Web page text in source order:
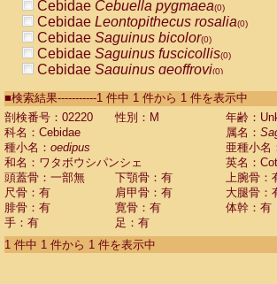
Cebidae Cebuella pygmaea(0)
Cebidae Leontopithecus rosalia(0)
Cebidae Saguinus bicolor(0)
Cebidae Saguinus fuscicollis(0)
Cebidae Saguinus geoffroyi(0)
CebidaeSaguinus labiatus(0)
Cebidae Saguinus leucopus (0)
Cebidae
Cebidae
CebidaeSaguinus nigricollis (0)
Cebidae Saguinus oedipus
Cebidae Saguinus weddelli
Cebidae Saguinusspp.
Cebidae Aotus trivirgatus
Cebidae Cebus albifrons
■検索結果-----------1 件中 1 件から 1 件を表示中
剖検番号：02220
性別：M
年齢：
科名：Cebidae
属名：
種小名： oedipus
亜種小名
和名：ワタボウシパンシェ
英名：
頭蓋骨：一部無
下顎骨：有
上腕骨：
尺骨：有
肩甲骨：有
大腿骨：
腓骨：有
寛骨：有
体幹：有
手：有
足：有
1 件中 1 件から 1 件を表示中